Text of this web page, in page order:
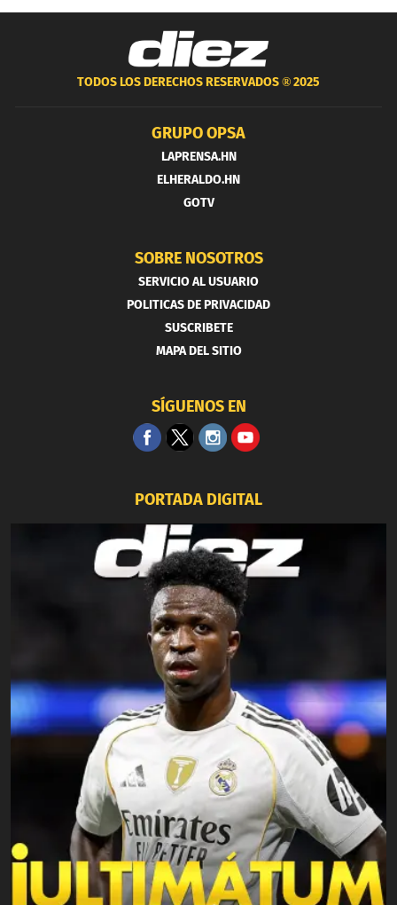
TODOS LOS DERECHOS RESERVADOS ®2025
GRUPO OPSA
LAPRENSA.HN
ELHERALDO.HN
GOTV
SOBRE NOSOTROS
SERVICIO AL USUARIO
POLITICAS DE PRIVACIDAD
SUSCRIBETE
MAPA DEL SITIO
SÍGUENOS EN
PORTADA DIGITAL